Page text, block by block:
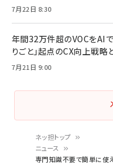
ネッ担トップ
ニュース
専門知識不要で簡単に使
7月22日 8:30
年間32万件超のVOCをAIで
りごと」起点のCX向上戦略
7月21日 9:00